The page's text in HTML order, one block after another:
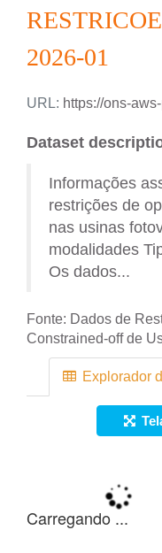
2026-01
URL: https://ons-aws-prod-
Dataset
Informações
restrições de
nas usinas
modalidades
Os dados...
Fonte: Dados de
Constrained-off de
Explorador